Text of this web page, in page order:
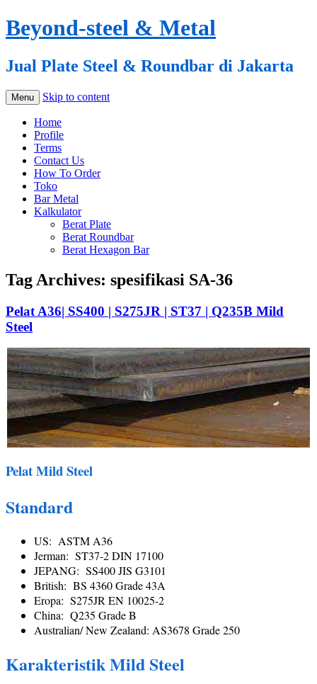
Beyond-steel & Metal
Jual Plate Steel & Roundbar di Jakarta
Menu Skip to content
Home
Profile
Terms
Contact Us
How To Order
Toko
Bar Metal
Kalkulator
Berat Plate
Berat Roundbar
Berat Hexagon Bar
Tag Archives: spesifikasi SA-36
Pelat A36| SS400 | S275JR | ST37 | Q235B Mild
Steel
Pelat Mild Steel
Standard
US: ASTM A36
Jerman: ST37-2 DIN 17100
JEPANG: SS400 JIS G3101
British: BS 4360 Grade 43A
Eropa: S275JR EN 10025-2
China: Q235 Grade B
Australian/ New Zealand: AS3678 Grade 250
Karakteristik Mild Steel